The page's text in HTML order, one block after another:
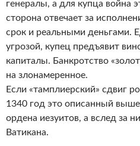
генералы, а для купца война
сторона отвечает за
срок и реальными деньгами.
угрозой, купец предъявит
капиталы. Банкротство
на злонамеренное.
Если «тамплиерский» сдвиг
1340 год это описанный
ордена иезуитов, а вслед за
Ватикана.